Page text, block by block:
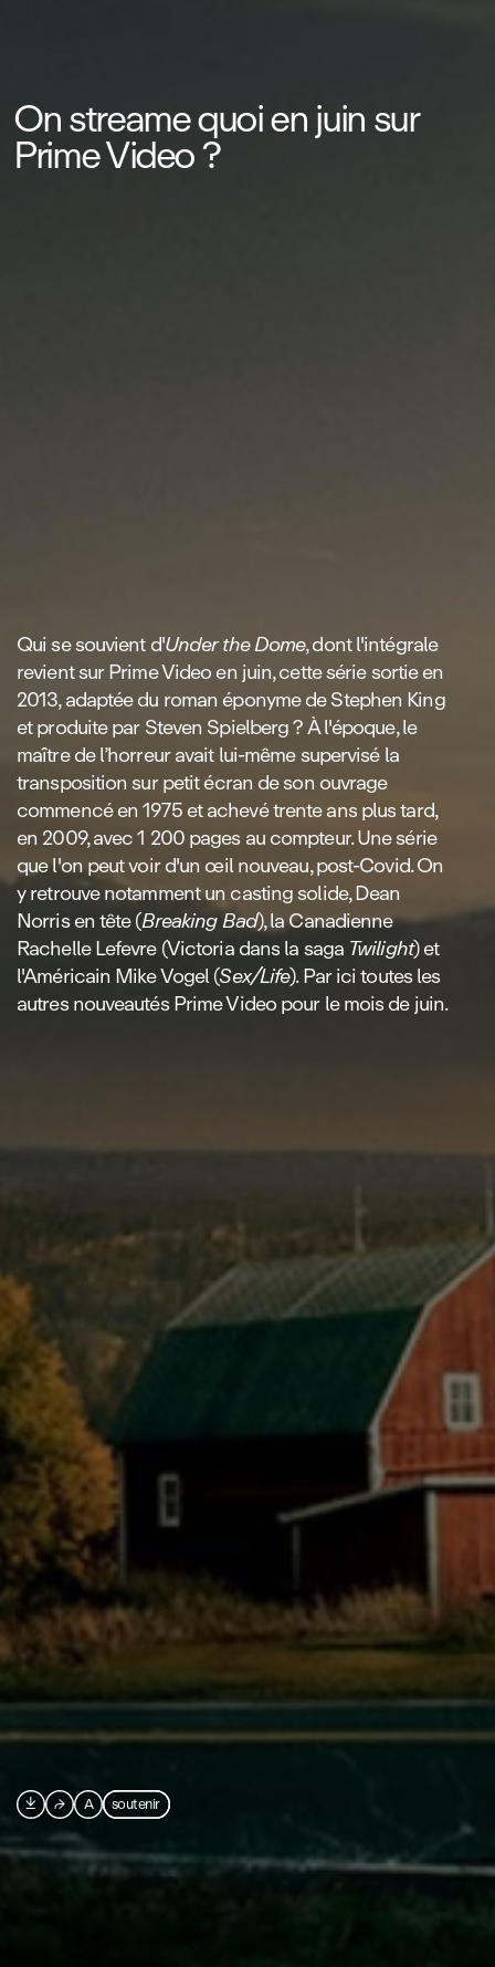
On streame quoi en juin sur
Prime Video ?
Qui se souvient d'Under the Dome, dont l'intégrale
revient sur Prime Video en juin, cette série sortie en
2013, adaptée du roman éponyme de Stephen King
et produite par Steven Spielberg ? À l'époque, le
maître de l’horreur avait lui‑même supervisé la
transposition sur petit écran de son ouvrage
commencé en 1975 et achevé trente ans plus tard,
en 2009, avec 1 200 pages au compteur. Une série
que l'on peut voir d'un œil nouveau, post‑Covid. On
y retrouve notamment un casting solide, Dean
Norris en tête (Breaking Bad), la Canadienne
Rachelle Lefevre (Victoria dans la saga Twilight) et
l'Américain Mike Vogel (Sex/Life). Par ici toutes les
autres nouveautés Prime Video pour le mois de juin.
 ⮫ A soutenir